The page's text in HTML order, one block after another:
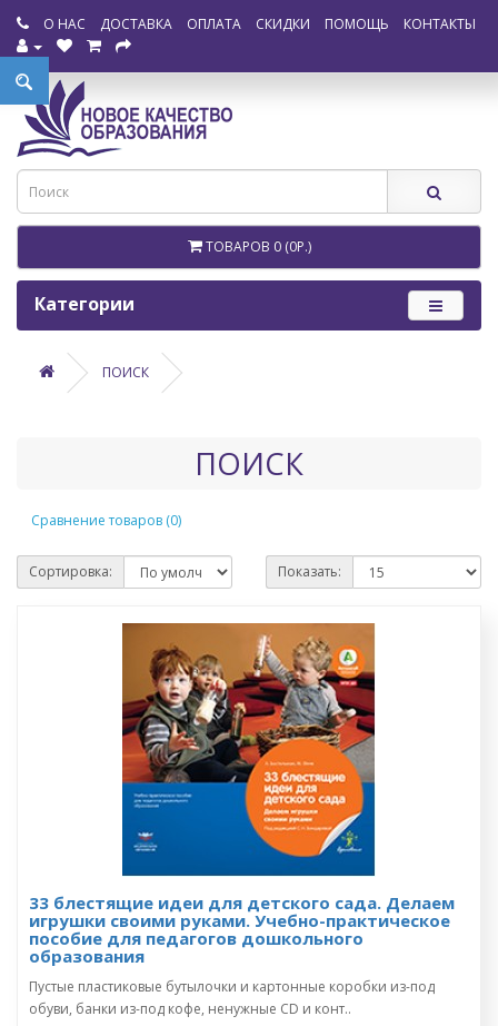
О НАС ДОСТАВКА ОПЛАТА СКИДКИ ПОМОЩЬ КОНТАКТЫ
ТОВАРОВ 0 (0Р.)
Категории
ПОИСК
ПОИСК
Сравнение товаров (0)
Сортировка: Показать:
33 блестящие идеи для детского сада. Делаем
игрушки своими руками. Учебно-практическое
пособие для педагогов дошкольного
образования
Пустые пластиковые бутылочки и картонные коробки из-под
обуви, банки из-под кофе, ненужные CD и конт..